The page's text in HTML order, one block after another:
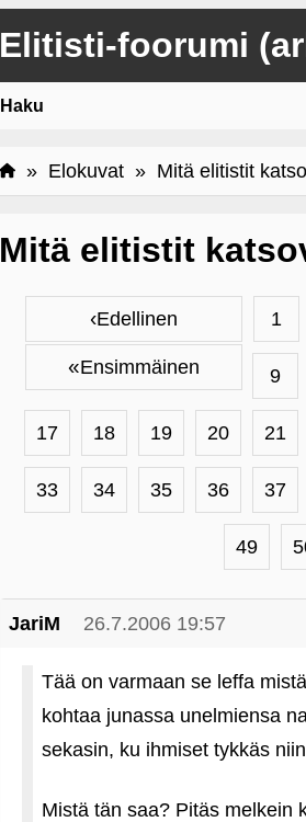
Elitisti-foorumi
Haku
» Elokuvat » Mitä elitistit
Mitä elitistit
‹Edellinen
«Ensimmäinen
1
9
17 18 19 20 21
33 34 35 36 37
49
JariM 26.7.2006 19:57
Tää on varmaan se leffa
kohtaa junassa unelmiensa
sekasin, ku ihmiset tykkäs
Mistä tän saa? Pitäs melkein